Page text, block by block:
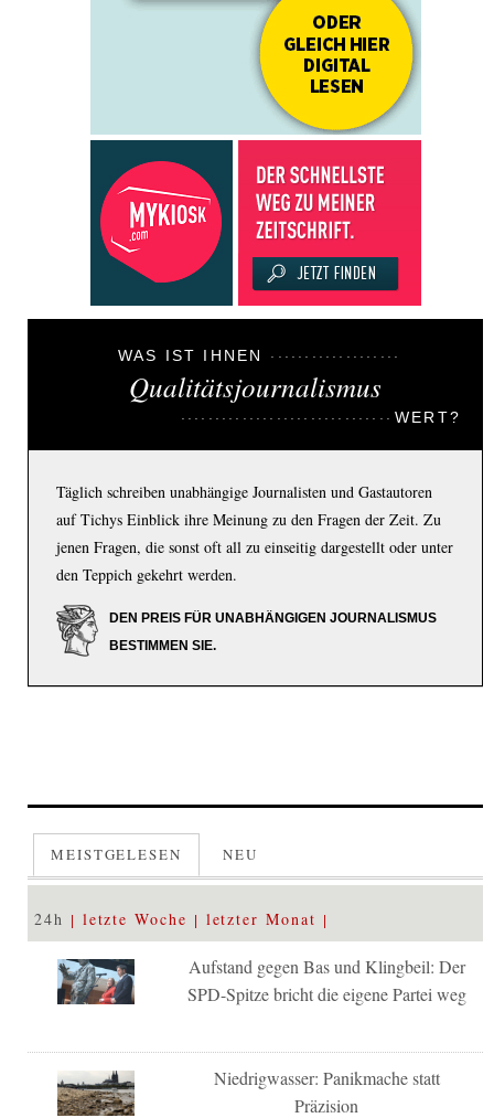
WAS IST IHNEN
Qualitätsjournalismus
WERT?
Täglich schreiben unabhängige Journalisten und Gastautoren
auf Tichys Einblick ihre Meinung zu den Fragen der Zeit. Zu
jenen Fragen, die sonst oft all zu einseitig dargestellt oder unter
den Teppich gekehrt werden.
DEN PREIS FÜR UNABHÄNGIGEN JOURNALISMUS
BESTIMMEN SIE.
MEISTGELESEN NEU
24h letzte Woche letzter Monat
Aufstand gegen Bas und Klingbeil: Der
SPD-Spitze bricht die eigene Partei weg
Niedrigwasser: Panikmache statt
Präzision